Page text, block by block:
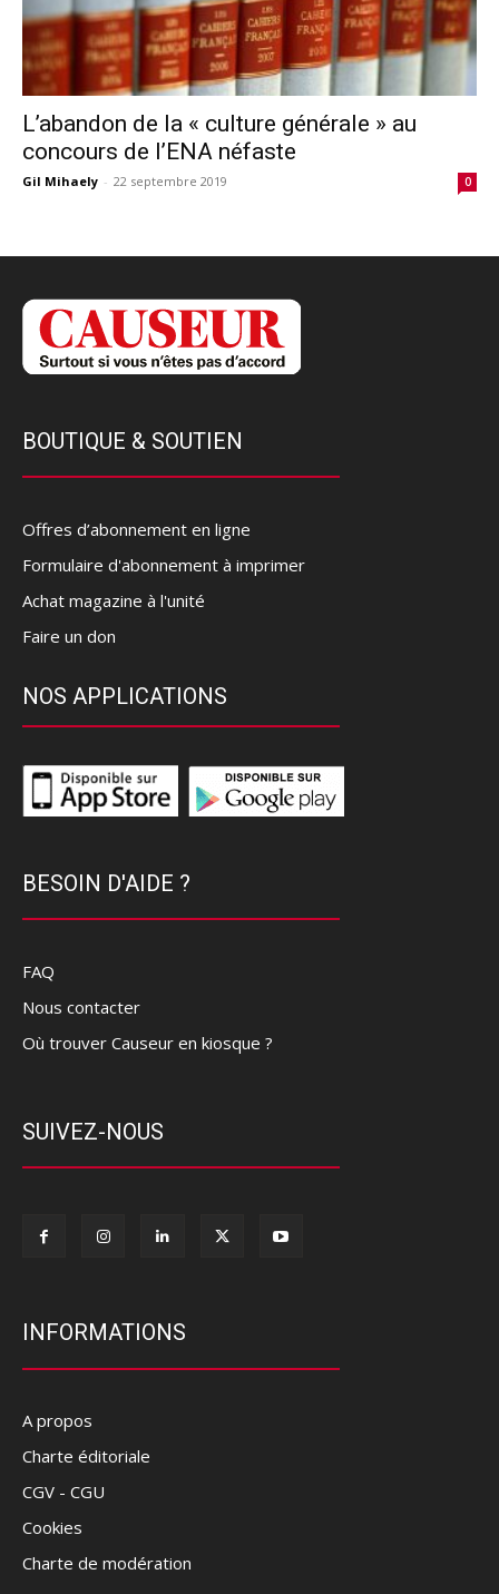
L’abandon de la « culture générale » au
concours de l’ENA néfaste
Gil Mihaely - 22 septembre 2019 0
BOUTIQUE & SOUTIEN
Offres d’abonnement en ligne
Formulaire d'abonnement à imprimer
Achat magazine à l'unité
Faire un don
NOS APPLICATIONS
BESOIN D'AIDE ?
FAQ
Nous contacter
Où trouver Causeur en kiosque ?
SUIVEZ-NOUS
INFORMATIONS
A propos
Charte éditoriale
CGV - CGU
Cookies
Charte de modération